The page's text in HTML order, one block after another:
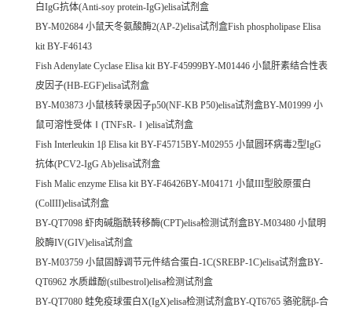
白IgG抗体(Anti-soy protein-IgG)elisa试剂盒
BY-M02684 小鼠天冬氨酸酶2(AP-2)elisa试剂盒Fish phospholipase Elisa
kit BY-F46143
Fish Adenylate Cyclase Elisa kit BY-F45999BY-M01446 小鼠肝素结合性表
皮因子(HB-EGF)elisa试剂盒
BY-M03873 小鼠核转录因子p50(NF-KB P50)elisa试剂盒BY-M01999 小
鼠可溶性受体Ⅰ(TNFsR-Ⅰ)elisa试剂盒
Fish Interleukin 1β Elisa kit BY-F45715BY-M02955 小鼠圆环病毒2型IgG
抗体(PCV2-IgG Ab)elisa试剂盒
Fish Malic enzyme Elisa kit BY-F46426BY-M04171 小鼠III型胶原蛋白
(ColIII)elisa试剂盒
BY-QT7098 虾肉碱脂酰转移酶(CPT)elisa检测试剂盒BY-M03480 小鼠明
胶酶IV(GIV)elisa试剂盒
BY-M03759 小鼠固醇调节元件结合蛋白-1C(SREBP-1C)elisa试剂盒BY-
QT6962 水质雌酚(stilbestrol)elisa检测试剂盒
BY-QT7080 蛙免疫球蛋白X(IgX)elisa检测试剂盒BY-QT6765 骆驼胱β-合